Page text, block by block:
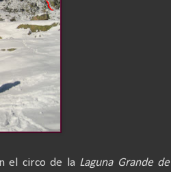
el circo de la Laguna Grande de